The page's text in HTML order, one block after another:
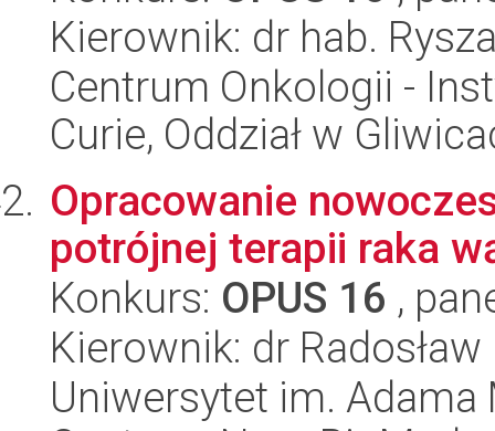
Kierownik: dr hab.
Centrum Onkologii -
Curie, Oddział w
Opracowanie
potrójnej terapii raka
Konkurs: OPUS 16 ,
Kierownik: dr
Uniwersytet im.